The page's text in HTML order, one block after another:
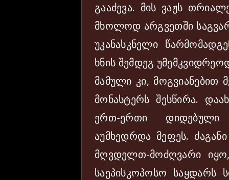
გააძევა. მის ვაჟს
მხოლოდ არგვეთში
უკანასკნელი
ხნის შემდეგ
მამული კი, მოგვიანებით
მონასტერს შესწირა.
ერთ-ერთი დიდებული
აუმხედრდა მეფეს.
მღვდელთ-მოძღვარი
საეპისკოპოსო საყდარს